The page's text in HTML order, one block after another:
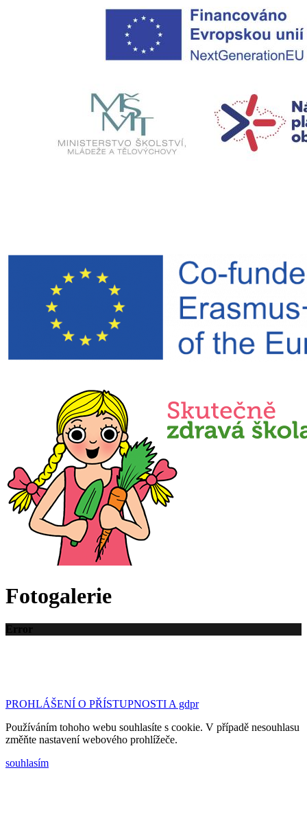
Fotogalerie
Error
PROHLÁŠENÍ O PŘÍSTUPNOSTI A gdpr
Používáním tohoho webu souhlasíte s cookie. V případě nesouhlasu
změňte nastavení webového prohlížeče.
souhlasím